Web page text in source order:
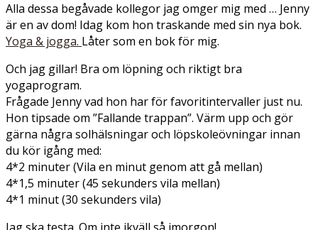
Alla dessa begåvade kollegor jag omger mig med … Jenny
är en av dom! Idag kom hon traskande med sin nya bok.
Yoga & jogga. Låter som en bok för mig.
Och jag gillar! Bra om löpning och riktigt bra
yogaprogram.
Frågade Jenny vad hon har för favoritintervaller just nu.
Hon tipsade om ”Fallande trappan”. Värm upp och gör
gärna några solhälsningar och löpskoleövningar innan
du kör igång med:
4*2 minuter (Vila en minut genom att gå mellan)
4*1,5 minuter (45 sekunders vila mellan)
4*1 minut (30 sekunders vila)